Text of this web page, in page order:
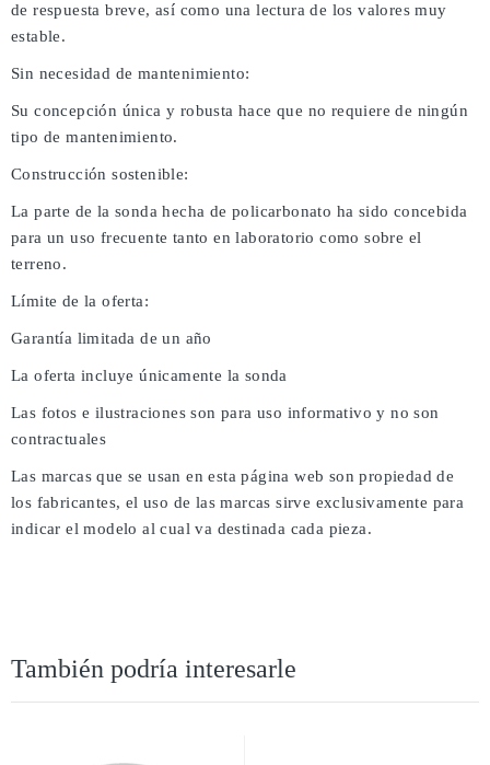
de respuesta breve, así como una lectura de los valores muy
estable.
Sin necesidad de mantenimiento:
Su concepción única y robusta hace que no requiere de ningún
tipo de mantenimiento.
Construcción sostenible:
La parte de la sonda hecha de policarbonato ha sido concebida
para un uso frecuente tanto en laboratorio como sobre el
terreno.
Límite de la oferta:
Garantía limitada de un año
La oferta incluye únicamente la sonda
Las fotos e ilustraciones son para uso informativo y no son
contractuales
Las marcas que se usan en esta página web son propiedad de
los fabricantes, el uso de las marcas sirve exclusivamente para
indicar el modelo al cual va destinada cada pieza.
También podría interesarle